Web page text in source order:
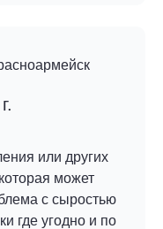
или других
может
с сыростью
где угодно и по